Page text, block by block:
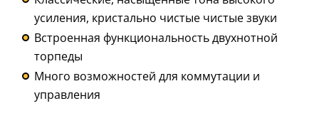
усиления, кристально чистые чистые звуки
Встроенная функциональность двухнотной
торпеды
Много возможностей для коммутации и
управления